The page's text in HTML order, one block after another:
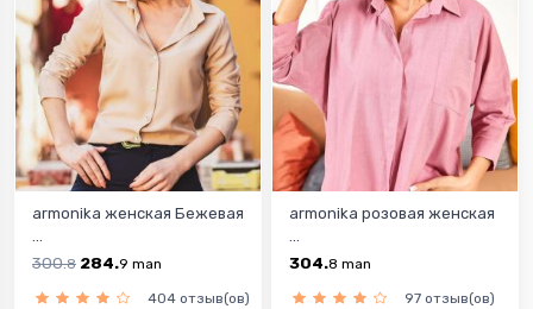
armonika женская Бежевая
...
300.8 284.9 man
404 отзыв(ов)
armonika розовая женская
...
304.8 man
97 отзыв(ов)